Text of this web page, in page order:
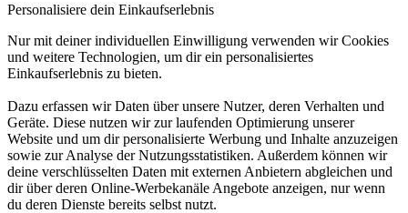
Personalisiere dein Einkaufserlebnis
Nur mit deiner individuellen Einwilligung verwenden wir Cookies
und weitere Technologien, um dir ein personalisiertes
Einkaufserlebnis zu bieten.
Dazu erfassen wir Daten über unsere Nutzer, deren Verhalten und
Geräte. Diese nutzen wir zur laufenden Optimierung unserer
Website und um dir personalisierte Werbung und Inhalte anzuzeigen
sowie zur Analyse der Nutzungsstatistiken. Außerdem können wir
deine verschlüsselten Daten mit externen Anbietern abgleichen und
dir über deren Online-Werbekanäle Angebote anzeigen, nur wenn
du deren Dienste bereits selbst nutzt.